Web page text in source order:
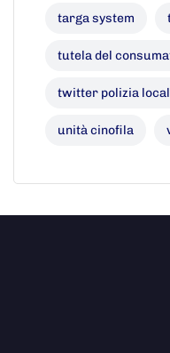
targa system
tutela del
twitter polizia
unità cinofila